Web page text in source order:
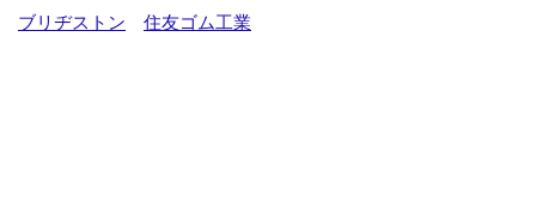
ブリヂストン
住友ゴム工業